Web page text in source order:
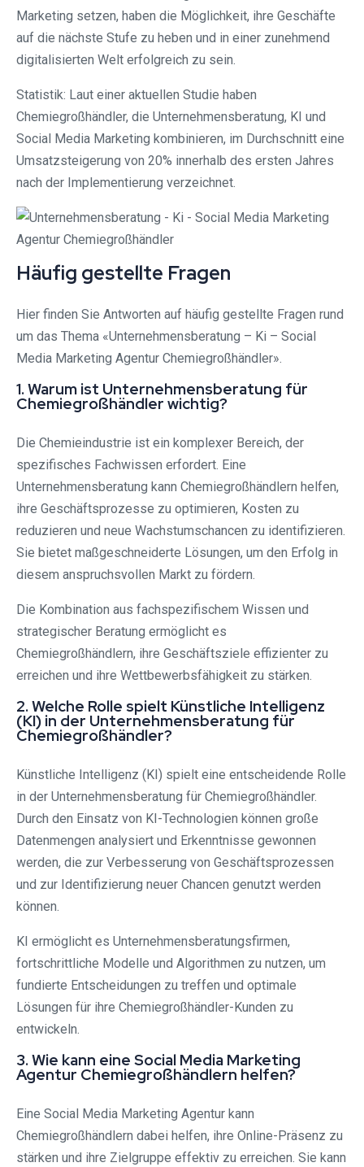
Marketing setzen, haben die Möglichkeit, ihre Geschäfte
auf die nächste Stufe zu heben und in einer zunehmend
digitalisierten Welt erfolgreich zu sein.
Statistik: Laut einer aktuellen Studie haben
Chemiegroßhändler, die Unternehmensberatung, KI und
Social Media Marketing kombinieren, im Durchschnitt eine
Umsatzsteigerung von 20% innerhalb des ersten Jahres
nach der Implementierung verzeichnet.
Häufig gestellte Fragen
Hier finden Sie Antworten auf häufig gestellte Fragen rund
um das Thema «Unternehmensberatung – Ki – Social
Media Marketing Agentur Chemiegroßhändler».
1. Warum ist Unternehmensberatung für
Chemiegroßhändler wichtig?
Die Chemieindustrie ist ein komplexer Bereich, der
spezifisches Fachwissen erfordert. Eine
Unternehmensberatung kann Chemiegroßhändlern helfen,
ihre Geschäftsprozesse zu optimieren, Kosten zu
reduzieren und neue Wachstumschancen zu identifizieren.
Sie bietet maßgeschneiderte Lösungen, um den Erfolg in
diesem anspruchsvollen Markt zu fördern.
Die Kombination aus fachspezifischem Wissen und
strategischer Beratung ermöglicht es
Chemiegroßhändlern, ihre Geschäftsziele effizienter zu
erreichen und ihre Wettbewerbsfähigkeit zu stärken.
2. Welche Rolle spielt Künstliche Intelligenz
(KI) in der Unternehmensberatung für
Chemiegroßhändler?
Künstliche Intelligenz (KI) spielt eine entscheidende Rolle
in der Unternehmensberatung für Chemiegroßhändler.
Durch den Einsatz von KI-Technologien können große
Datenmengen analysiert und Erkenntnisse gewonnen
werden, die zur Verbesserung von Geschäftsprozessen
und zur Identifizierung neuer Chancen genutzt werden
können.
KI ermöglicht es Unternehmensberatungsfirmen,
fortschrittliche Modelle und Algorithmen zu nutzen, um
fundierte Entscheidungen zu treffen und optimale
Lösungen für ihre Chemiegroßhändler-Kunden zu
entwickeln.
3. Wie kann eine Social Media Marketing
Agentur Chemiegroßhändlern helfen?
Eine Social Media Marketing Agentur kann
Chemiegroßhändlern dabei helfen, ihre Online-Präsenz zu
stärken und ihre Zielgruppe effektiv zu erreichen. Sie kann